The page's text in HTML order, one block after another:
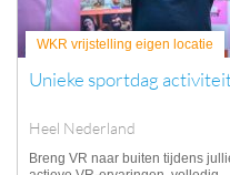
WKR vrijstelling eigen locatie
Unieke sportdag
Heel Nederland
Breng VR naar buiten tijdens